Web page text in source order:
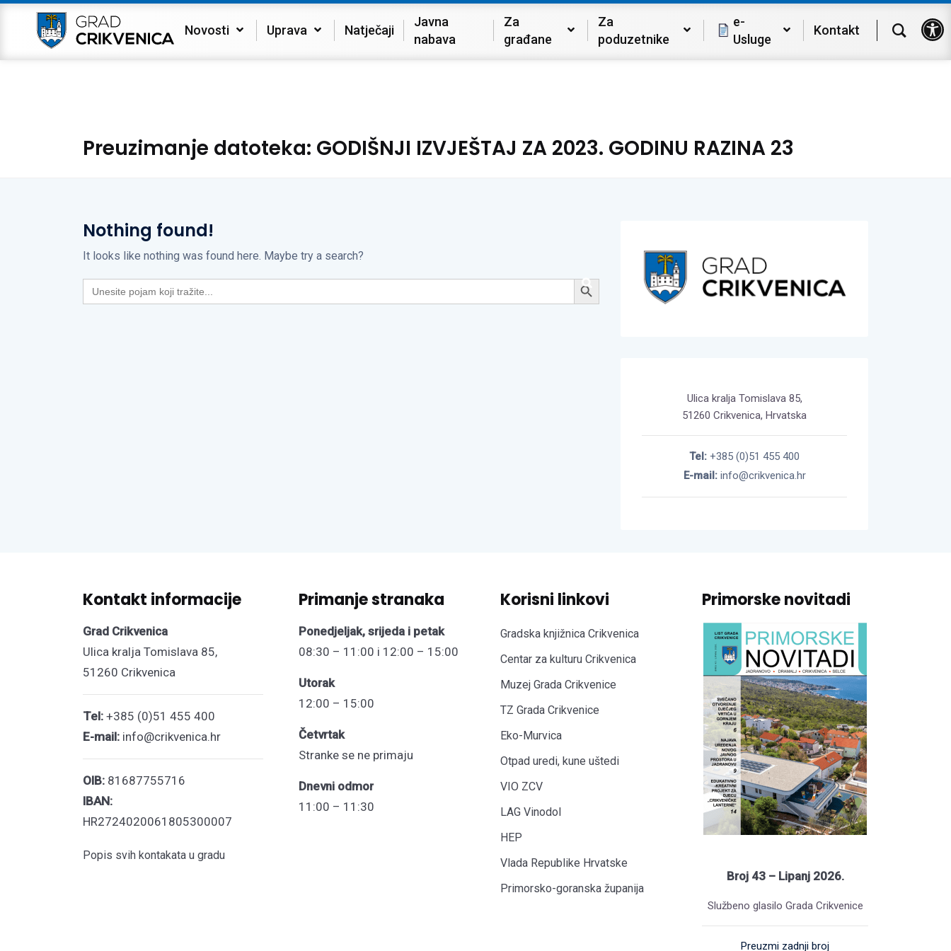
Novosti Uprava Natječaji
Javna
nabava
Za
građane
Za
poduzetnike
e-
Usluge
Kontakt
Preuzimanje datoteka: GODIŠNJI IZVJEŠTAJ ZA 2023. GODINU RAZINA 23
Nothing found!
It looks like nothing was found here. Maybe try a search?
Search
for:
Search Button
Ulica kralja Tomislava 85,
51260 Crikvenica, Hrvatska
Tel: +385 (0)51 455 400
E-mail:info@crikvenica.hr
Kontakt informacije
Grad Crikvenica
Ulica kralja Tomislava 85,
51260 Crikvenica
Tel: +385 (0)51 455 400
E-mail: info@crikvenica.hr
OIB: 81687755716
IBAN:
HR2724020061805300007
Popis svih kontakata u gradu
Primanje stranaka
Ponedjeljak, srijeda i petak
08:30 – 11:00 i 12:00 – 15:00
Utorak
12:00 – 15:00
Četvrtak
Stranke se ne primaju
Dnevni odmor
11:00 – 11:30
Korisni linkovi
Gradska knjižnica Crikvenica
Centar za kulturu Crikvenica
Muzej Grada Crikvenice
TZ Grada Crikvenice
Eko-Murvica
Otpad uredi, kune uštedi
VIO ZCV
LAG Vinodol
HEP
Vlada Republike Hrvatske
Primorsko-goranska županija
Primorske novitadi
Broj 43 – Lipanj 2026.
Službeno glasilo Grada Crikvenice
Preuzmi zadnji broj